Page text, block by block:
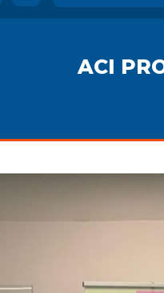
ACI